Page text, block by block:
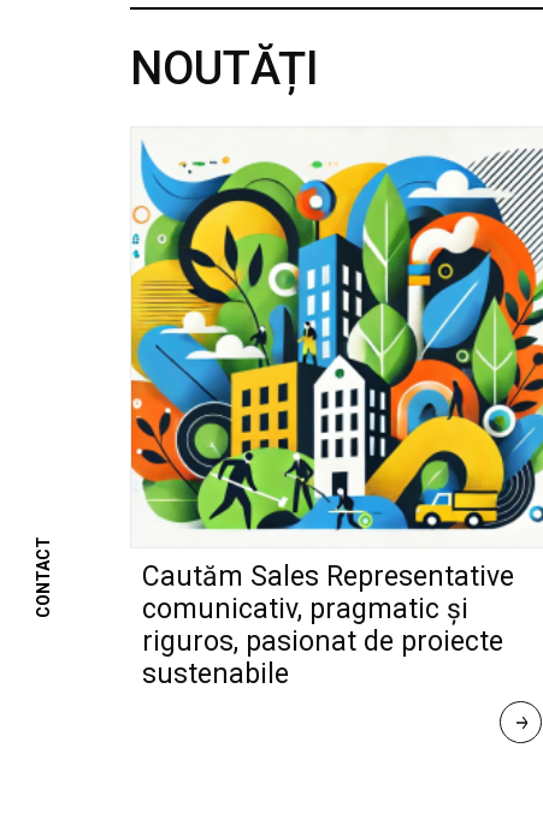
NOUTĂȚI
Cautăm Sales Representative
comunicativ, pragmatic și
riguros, pasionat de proiecte
sustenabile
R
E
CONTACT